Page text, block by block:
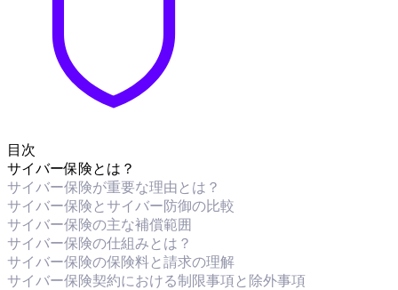
目次
サイバー保険とは？
サイバー保険が重要な理由とは？
サイバー保険とサイバー防御の比較
サイバー保険の主な補償範囲
サイバー保険の仕組みとは？
サイバー保険の保険料と請求の理解
サイバー保険契約における制限事項と除外事項